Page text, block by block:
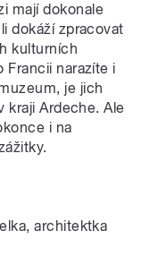
mají dokonale
dokáží zpracovat
kulturních
Francii narazíte i
je jich
kraji Ardeche. Ale
i na
architektka